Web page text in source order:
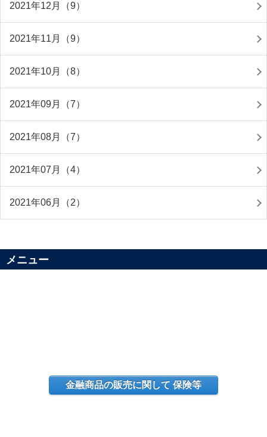
2021年12月（9）
2021年11月（9）
2021年10月（8）
2021年09月（7）
2021年08月（7）
2021年07月（4）
2021年06月（2）
メニュー
金融商品の販売に関して 保険等